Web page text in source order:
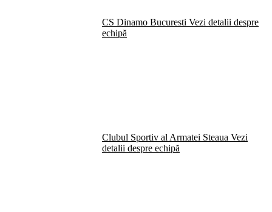
CS Dinamo Bucuresti Vezi detalii despre
echipă
Clubul Sportiv al Armatei Steaua Vezi
detalii despre echipă